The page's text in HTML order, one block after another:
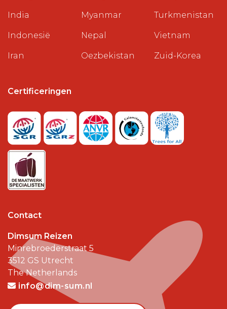
India
Indonesië
Iran
Myanmar
Nepal
Oezbekistan
Turkmenistan
Vietnam
Zuid-Korea
Certificeringen
Contact
Dimsum Reizen
Minrebroederstraat 5
3512 GS Utrecht
The Netherlands
info@dim-sum.nl